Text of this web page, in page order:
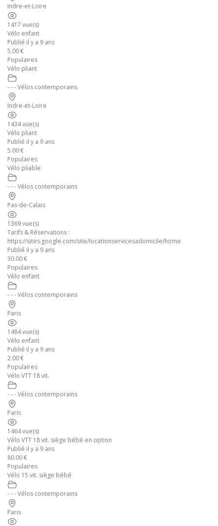
Indre-et-Loire
1417 vue(s)
Vélo enfant
Publié il y a 9 ans
5.00 €
Populaires
Vélo pliant
- - - Vélos contemporains
Indre-et-Loire
1434 vue(s)
Vélo pliant
Publié il y a 9 ans
5.00 €
Populaires
Vélo pliable
- - - Vélos contemporains
Pas-de-Calais
1369 vue(s)
Tarifs & Réservations :
https://sites.google.com/site/locationservicesadomicile/home
Publié il y a 9 ans
30.00 €
Populaires
Vélo enfant
- - - Vélos contemporains
Paris
1484 vue(s)
Vélo enfant
Publié il y a 9 ans
2.00 €
Populaires
Vélo VTT 18 vit.
- - - Vélos contemporains
Paris
1464 vue(s)
Vélo VTT 18 vit. siège bébé en option
Publié il y a 9 ans
80.00 €
Populaires
Vélo 15 vit. siège bébé
- - - Vélos contemporains
Paris